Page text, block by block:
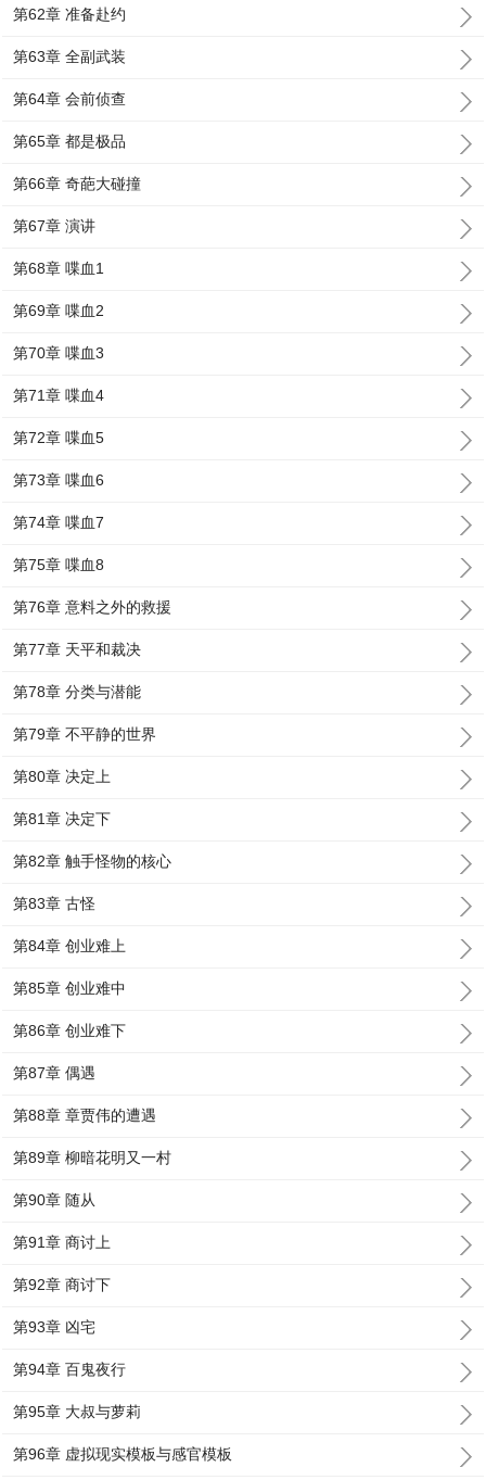
第62章 准备赴约
第63章 全副武装
第64章 会前侦查
第65章 都是极品
第66章 奇葩大碰撞
第67章 演讲
第68章 喋血1
第69章 喋血2
第70章 喋血3
第71章 喋血4
第72章 喋血5
第73章 喋血6
第74章 喋血7
第75章 喋血8
第76章 意料之外的救援
第77章 天平和裁决
第78章 分类与潜能
第79章 不平静的世界
第80章 决定上
第81章 决定下
第82章 触手怪物的核心
第83章 古怪
第84章 创业难上
第85章 创业难中
第86章 创业难下
第87章 偶遇
第88章 章贾伟的遭遇
第89章 柳暗花明又一村
第90章 随从
第91章 商讨上
第92章 商讨下
第93章 凶宅
第94章 百鬼夜行
第95章 大叔与萝莉
第96章 虚拟现实模板与感官模板